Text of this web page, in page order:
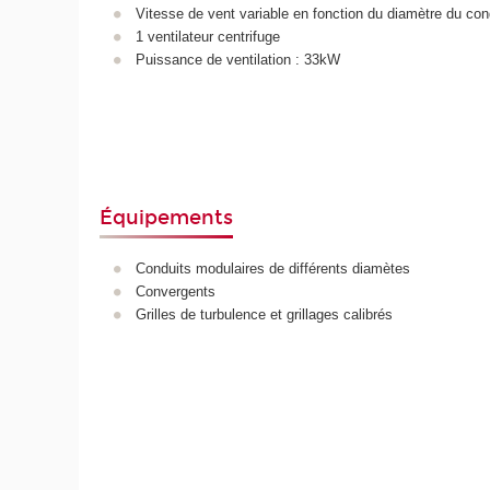
Vitesse de vent variable en fonction du diamètre du
1 ventilateur centrifuge
Puissance de ventilation : 33kW
Équipements
Conduits modulaires de différents diamètes
Convergents
Grilles de turbulence et grillages calibrés